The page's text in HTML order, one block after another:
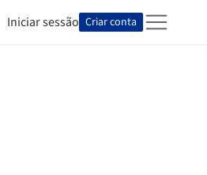
Iniciar sessão Criar conta